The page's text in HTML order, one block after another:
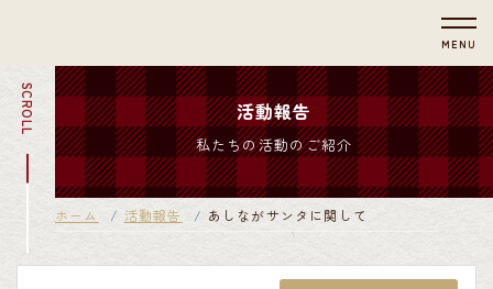
MENU
SCROLL 活動報告
私たちの活動のご紹介
ホーム 活動報告 あしながサンタに関して